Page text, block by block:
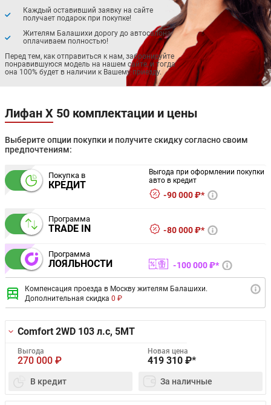
Каждый оставивший заявку на сайте
получает подарок при покупке!
Жителям Балашихи дорогу до автосалона
оплачиваем полностью!
Перед тем, как отправиться к нам, забронируйте
понравившуюся модель на нашем сайте, и тогда
она 100% будет в наличии к Вашему приезду.
Лифан Х 50 комплектации и цены
Выберите опции покупки и получите скидку согласно своим
предпочтениям:
Покупка в
КРЕДИТ
Выгода при оформлении покупки
авто в кредит
90 000 ₽*
Программа
TRADE IN 80 000 ₽*
Программа
ЛОЯЛЬНОСТИ 100 000 ₽*
Компенсация проезда в Москву жителям Балашихи.
Дополнительная скидка 0 ₽
Comfort 2WD 103 л.с, 5MT
Выгода
270 000 ₽
Новая цена
419 310 ₽*
В кредит За наличные